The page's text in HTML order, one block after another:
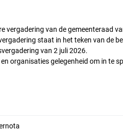
vergadering van de gemeenteraad
staat in het teken van de
van 2 juli 2026.
organisaties gelegenheid om in te